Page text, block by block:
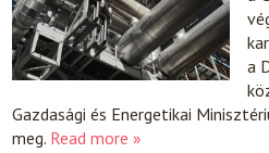
a
Gazdasági és Energetikai
meg. Read more »